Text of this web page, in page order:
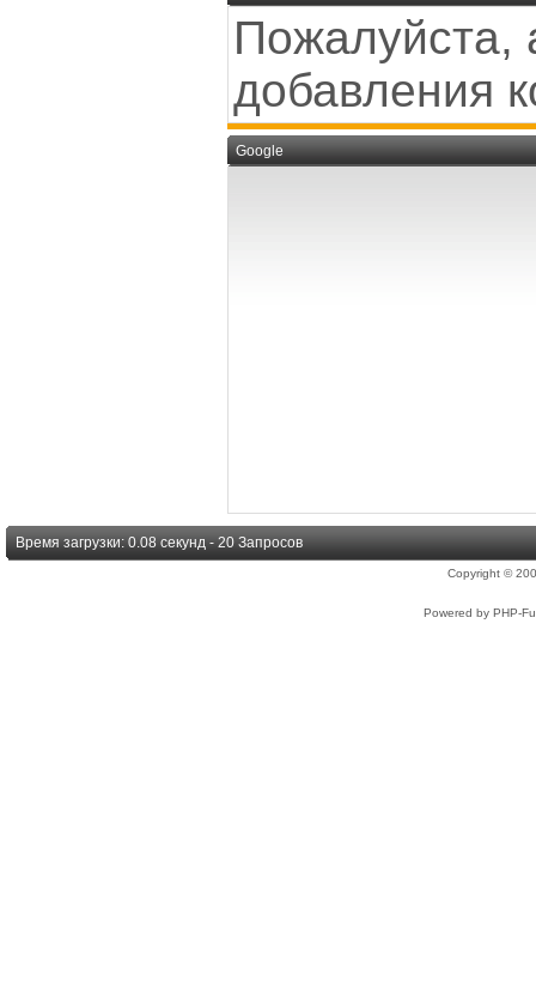
Пожалуйста,
добавления
Google
Время загрузки: 0.08 секунд - 20 Запросов
Copyright ©
Powered by PHP-